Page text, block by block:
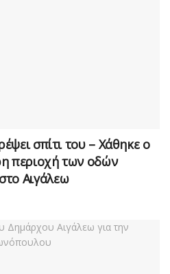
σπίτι του – Χάθηκε ο
περιοχή των οδών
Αιγάλεω